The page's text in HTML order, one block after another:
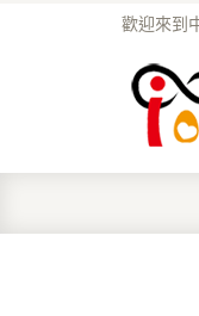
歡迎來到